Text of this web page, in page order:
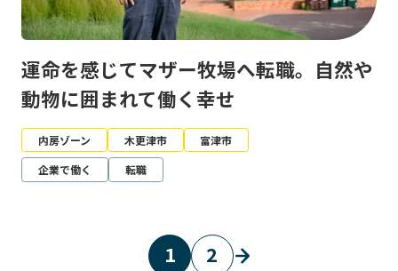
運命を感じてマザー牧場へ転職。自然や
動物に囲まれて働く幸せ
内房ゾーン 木更津市
富津市
企業で働く
転職
1 2